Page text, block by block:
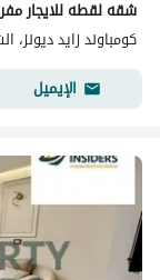
شقه لقطه للايجار
كومباوند زايد ديونز،
الإيميل